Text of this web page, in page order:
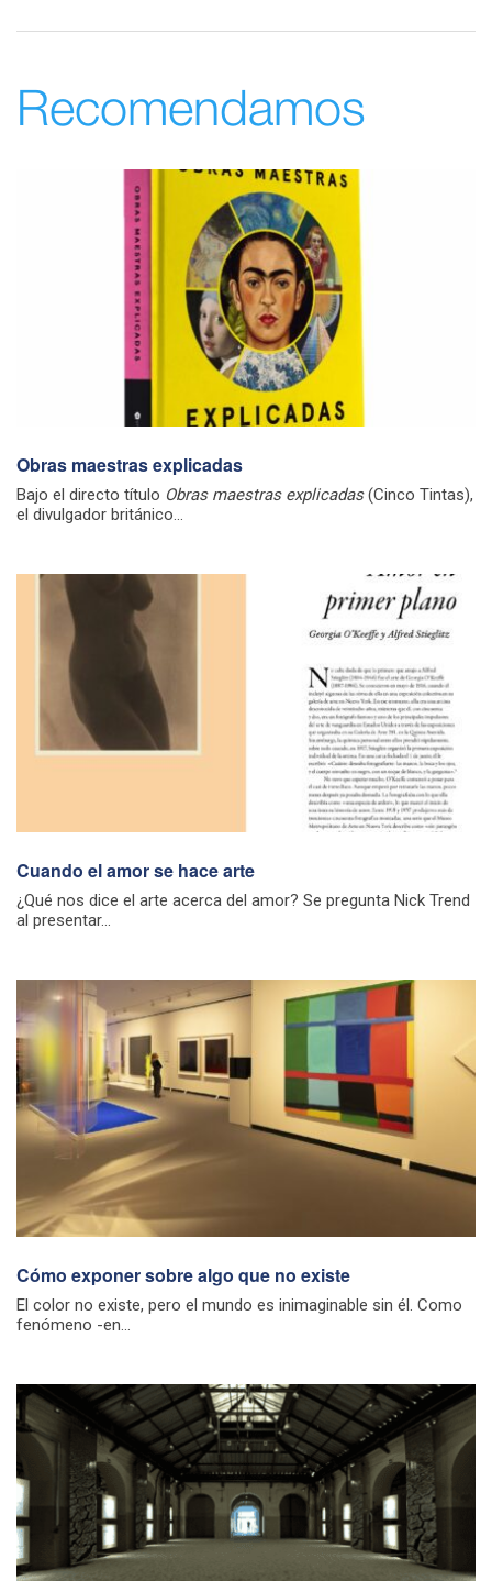
Recomendamos
Obras maestras explicadas
Bajo el directo título Obras maestras explicadas(Cinco Tintas),
el divulgador británico...
Cuando el amor se hace arte
¿Qué nos dice el arte acerca del amor? Se pregunta Nick Trend
al presentar...
Cómo exponer sobre algo que no existe
El color no existe, pero el mundo es inimaginable sin él. Como
fenómeno -en...